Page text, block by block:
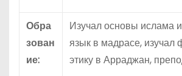
Обра
зован
ие:
Изучал основы ислама
язык в мадрасе,
этику в Арраджан,